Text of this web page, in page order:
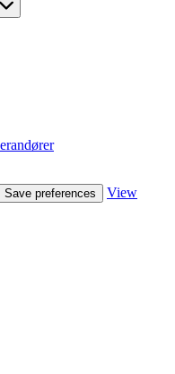
Save preferences
View